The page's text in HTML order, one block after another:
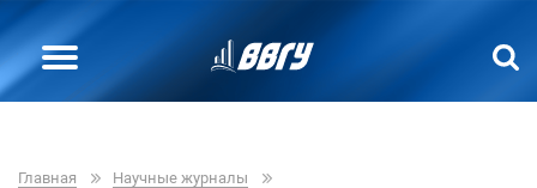
Главная
Научные журналы